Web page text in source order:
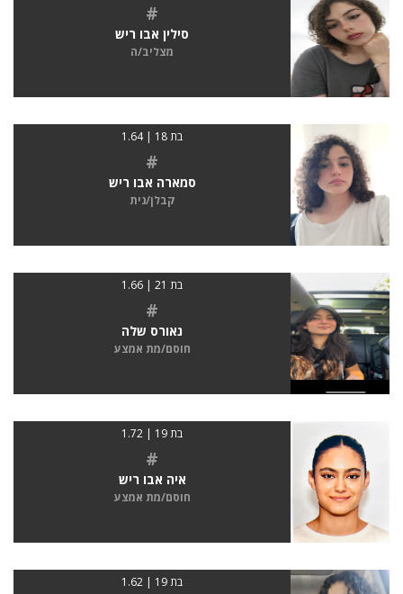
#
סילין אבו ריש
מצליב/ה
בת 18 | 1.64
#
סמארה אבו ריש
קבלן/נית
בת 21 | 1.66
#
נאורס שלה
חוסם/מת אמצע
בת 19 | 1.72
#
איה אבו ריש
חוסם/מת אמצע
בת 19 | 1.62